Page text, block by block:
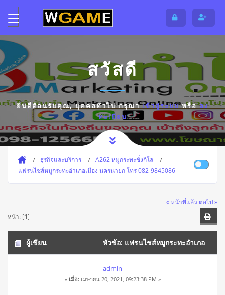
สวัสดี
ยินดีต้อนรับคุณ,บุคคลทั่วไปกรุณาเข้าสู่ระบบหรือลง
ทะเบียน
ธุรกิจและบริการ
A262 หมูกระทะชั่งกิโล
แฟรนไชส์หมูกระทะอำเภอเมือง นครนายก โทร 082-9845086
« หน้าที่แล้ว ต่อไป »
หน้า: [1]
ผู้เขียน หัวข้อ: แฟรนไชส์หมูกระทะอำเภอ
เมือง นครนายก โทร 082-9845086 (อ่าน 20336 ครั้ง)
admin
« เมื่อ:เมษายน 20, 2021, 09:23:38 PM »